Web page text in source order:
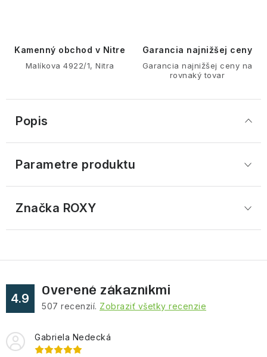
Kamenný obchod v Nitre
Malíkova 4922/1, Nitra
Garancia najnižšej ceny
Garancia najnižšej ceny na
rovnaký tovar
Popis
Parametre produktu
Značka ROXY
4.9
Overené zákazníkmi
507 recenzií. Zobraziť všetky recenzie
Gabriela Nedecká